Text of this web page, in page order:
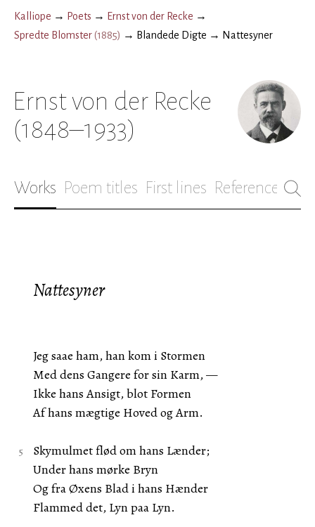
Kalliope → Poets → Ernst von der Recke →
Spredte Blomster(1885) → Blandede Digte → Nattesyner
Ernst von der Recke
(1848–1933)
Works Poem titles First lines References
Nattesyner
Jeg saae ham, han kom i Stormen
Med dens Gangere for sin Karm, —
Ikke hans Ansigt, blot Formen
Af hans mægtige Hoved og Arm.
Skymulmet flød om hans Lænder;
Under hans mørke Bryn
Og fra Øxens Blad i hans Hænder
Flammed det, Lyn paa Lyn.